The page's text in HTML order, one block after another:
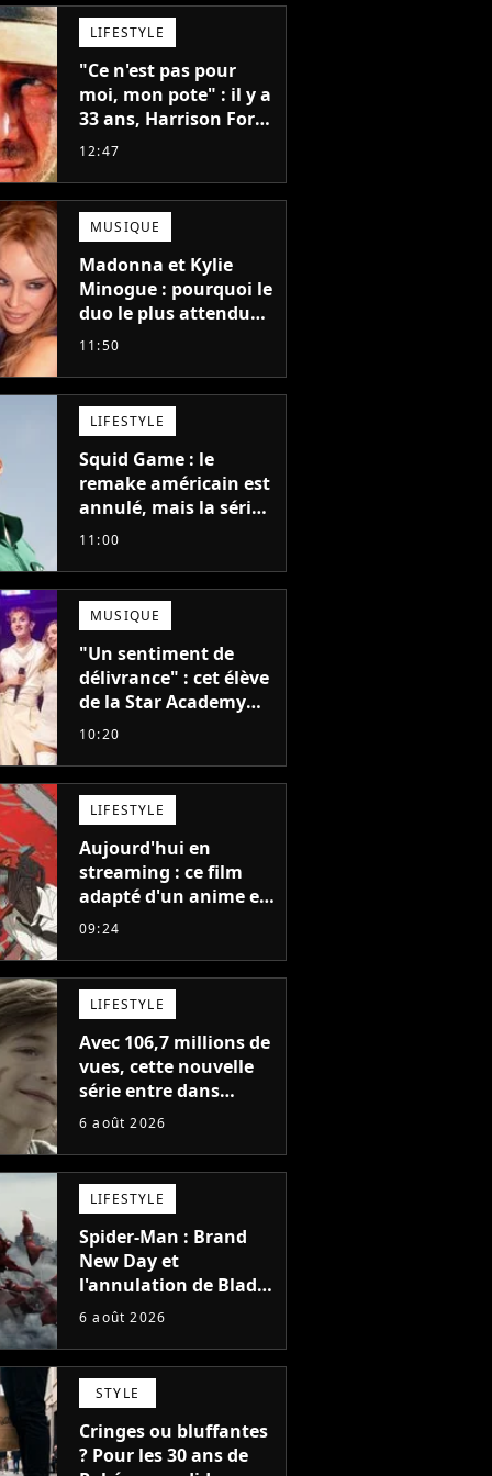
LIFESTYLE
"Ce n'est pas pour
moi, mon pote" : il y a
33 ans, Harrison Ford
refusait l'un des plus
les temps
12:47
MUSIQUE
Madonna et Kylie
Minogue : pourquoi le
duo le plus attendu
de la pop a mis 25 ans
11:50
LIFESTYLE
Squid Game : le
remake américain est
annulé, mais la série
la plus vue sur Netflix
version française
11:00
MUSIQUE
"Un sentiment de
délivrance" : cet élève
de la Star Academy
balance après la fin
10:20
LIFESTYLE
Aujourd'hui en
streaming : ce film
adapté d'un anime et
noté 98% est à voir
vous ne comprendrez
plus la série
09:24
LIFESTYLE
Avec 106,7 millions de
vues, cette nouvelle
série entre dans
l'histoire de Netflix en
6 août 2026
LIFESTYLE
Spider-Man : Brand
New Day et
l'annulation de Blade
montrent que Marvel
faire quoi que ce soit
de simple
6 août 2026
STYLE
Cringes ou bluffantes
? Pour les 30 ans de